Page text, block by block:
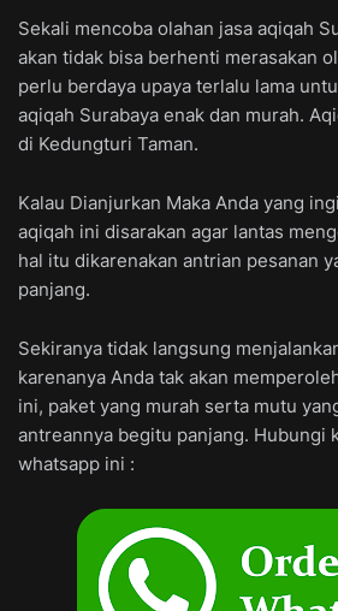
Sekali mencoba olahan jasa aqiqah
akan tidak bisa berhenti merasakan
perlu berdaya upaya terlalu lama
aqiqah Surabaya enak dan murah.
di Kedungturi Taman.
Kalau Dianjurkan Maka Anda yang
aqiqah ini disarakan agar lantas
hal itu dikarenakan antrian pesanan
panjang.
Sekiranya tidak langsung
karenanya Anda tak akan
ini, paket yang murah serta mutu
antreannya begitu panjang. Hubungi
whatsapp ini :